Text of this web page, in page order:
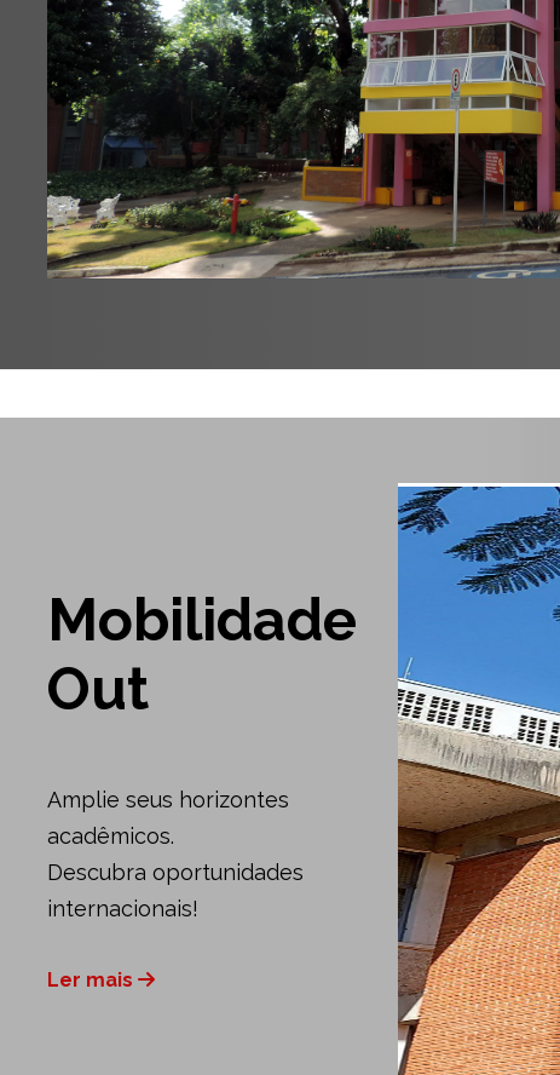
Mobilidade
Out
Amplie seus horizontes
acadêmicos.
Descubra oportunidades
internacionais!
Ler mais